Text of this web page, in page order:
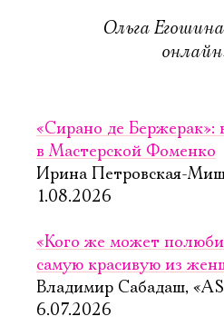
Ольга
«Сирано де Бержерак»:
в Мастерской Фоменко
Ирина Петровская-
1.08.2026
«Кого же может
самую красивую из
Владимир Сабадаш,
6.07.2026